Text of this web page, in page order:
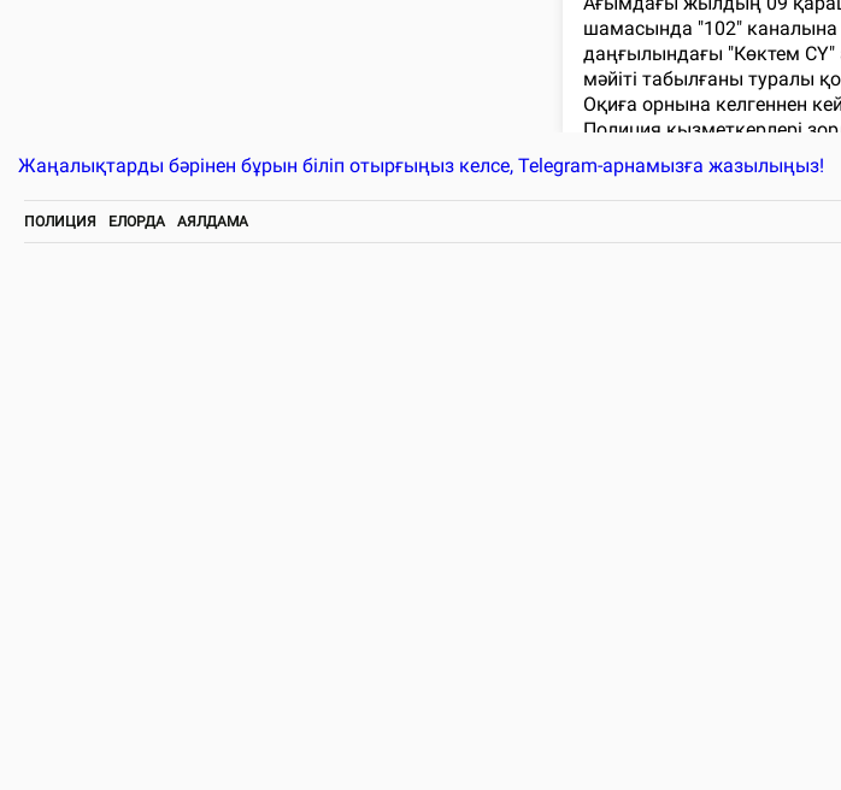
Жаңалықтарды бәрінен бұрын біліп отырғыңыз келсе, Telegram-арнамызға жазылыңыз!
ПОЛИЦИЯ ЕЛОРДА АЯЛДАМА